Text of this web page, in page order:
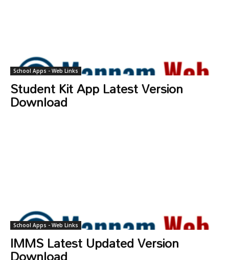
School Apps - Web Links
Student Kit App Latest Version
Download
School Apps - Web Links
IMMS Latest Updated Version